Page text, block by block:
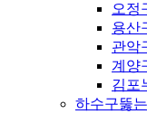
오정
용산
관악
계양
김포
하수구뚫